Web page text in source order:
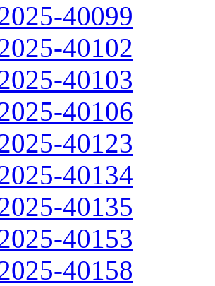
40099
40102
40103
40106
40123
40134
40135
40153
40158